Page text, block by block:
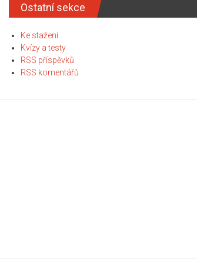
Ostatní sekce
Ke stažení
Kvízy a testy
RSS příspěvků
RSS komentářů